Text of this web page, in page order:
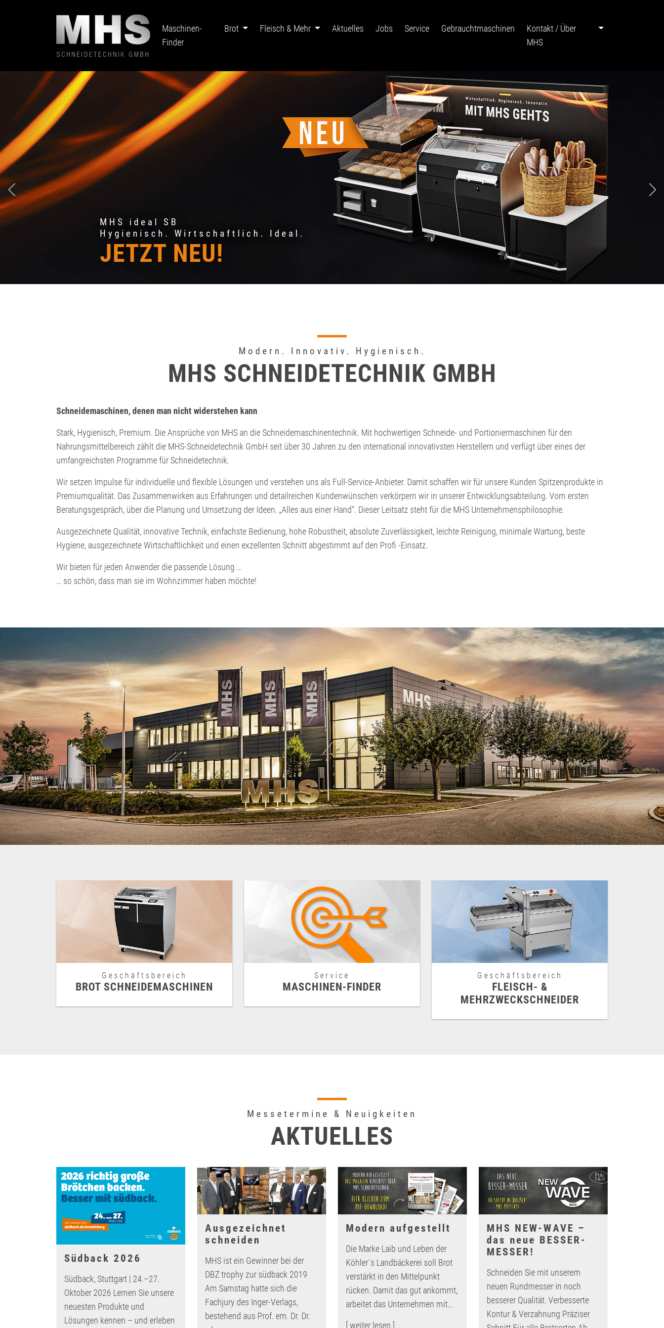
Maschinen-
Finder
Brot Fleisch & Mehr Aktuelles Jobs Service Gebrauchtmaschinen
Kontakt / Über
MHS
MHS ideal
Hygienisch. Wirtschaftlich. Ideal.
JETZT NEU!
Modern. Innovativ. Hygienisch.
MHS SCHNEIDETECHNIK GMBH
Schneidemaschinen, denen man nicht widerstehen kann
Stark, Hygienisch, Premium. Die Ansprüche von MHS an die Schneidemaschinentechnik. Mit hochwertigen Schneide- und Portioniermaschinen für den
Nahrungsmittelbereich zählt die MHS-Schneidetechnik GmbH seit über 30 Jahren zu den international innovativsten Herstellern und verfügt über eines der
umfangreichsten Programme für Schneidetechnik.
Wir setzen Impulse für individuelle und flexible Lösungen und verstehen uns als Full-Service-Anbieter. Damit schaffen wir für unsere Kunden Spitzenprodukte in
Premiumqualität. Das Zusammenwirken aus Erfahrungen und detailreichen Kundenwünschen verkörpern wir in unserer Entwicklungsabteilung. Vom ersten
Beratungsgespräch, über die Planung und Umsetzung der Ideen. „Alles aus einer Hand“. Dieser Leitsatz steht für die MHS Unternehmensphilosophie.
Ausgezeichnete Qualität, innovative Technik, einfachste Bedienung, hohe Robustheit, absolute Zuverlässigkeit, leichte Reinigung, minimale Wartung, beste
Hygiene, ausgezeichnete Wirtschaftlichkeit und einen exzellenten Schnitt abgestimmt auf den Profi -Einsatz.
Wir bieten für jeden Anwender die passende Lösung …
… so schön, dass man sie im Wohnzimmer haben möchte!
Geschäftsbereich
BROT SCHNEIDEMASCHINEN
Service
MASCHINEN-FINDER
Geschäftsbereich
FLEISCH- &
MEHRZWECKSCHNEIDER
Messetermine & Neuigkeiten
AKTUELLES
Südback 2026
Südback, Stuttgart | 24.–27.
Oktober 2026 Lernen Sie unsere
neuesten Produkte und
Lösungen kennen – und erleben
Ausgezeichnet
schneiden
MHS ist ein Gewinner bei der
DBZ trophy zur südback 2019
Am Samstag hatte sich die
Fachjury des Inger-Verlags,
bestehend aus Prof. em. Dr. Dr.
Modern aufgestellt
Die Marke Laib und Leben der
Köhler´s Landbäckerei soll Brot
verstärkt in den Mittelpunkt
rücken. Damit das gut ankommt,
arbeitet das Unternehmen mit…
[ weiter lesen ]
MHS NEW-WAVE –
das neue BESSER-
MESSER!
Schneiden Sie mit unserem
neuen Rundmesser in noch
besserer Qualität. Verbesserte
Kontur & Verzahnung Präziser